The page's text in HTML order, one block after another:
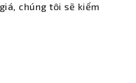
chúng tôi sẽ kiểm